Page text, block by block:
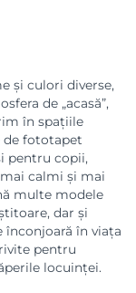
și culori diverse,
de „acasă”,
în spațiile
de fototapet
pentru copii,
calmi și mai
multe modele
dar și
în viața
pentru
locuinței.